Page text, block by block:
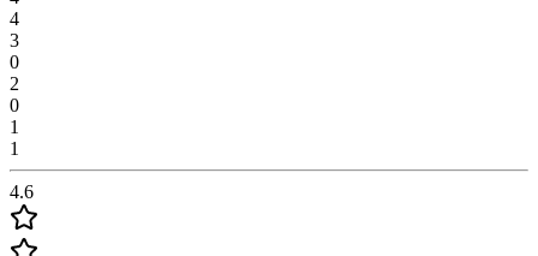
4
3
0
2
0
1
1
4.6